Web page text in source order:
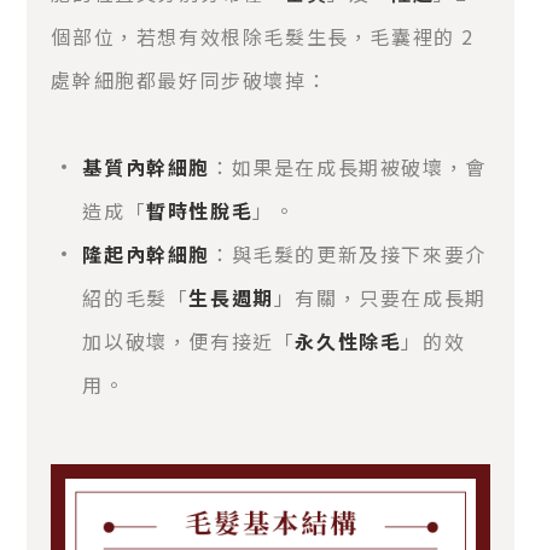
個部位，若想有效根除毛髮生長，毛囊裡的 2
處幹細胞都最好同步破壞掉：
基質內幹細胞 ：如果是在成長期被破壞，會
造成「暫時性脫毛 」。
隆起內幹細胞 ：與毛髮的更新及接下來要介
紹的毛髮「生長週期 」有關，只要在成長期
加以破壞，便有接近「永久性除毛 」的效
用。